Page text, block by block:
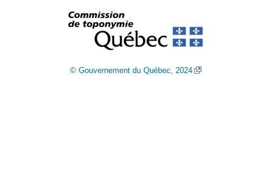
© Gouvernement du Québec, 2024